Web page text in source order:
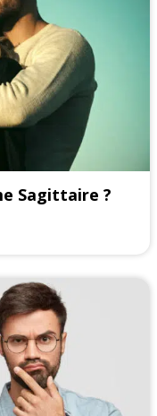
Sagittaire ?